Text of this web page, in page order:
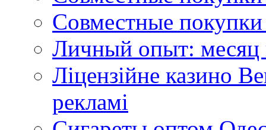
Совместные покупки
Личный опыт: месяц
Ліцензійне казино
рекламі